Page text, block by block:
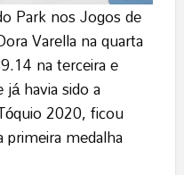
Park nos Jogos de
Varella na quarta
na terceira e
havia sido a
2020, ficou
medalha